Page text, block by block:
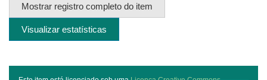
Mostrar registro completo do item
Visualizar estatísticas